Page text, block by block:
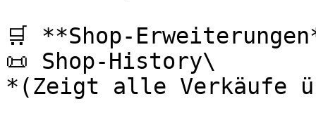
🛒 **Shop-
📜 Shop-History\
*(Zeigt alle Verkäufe